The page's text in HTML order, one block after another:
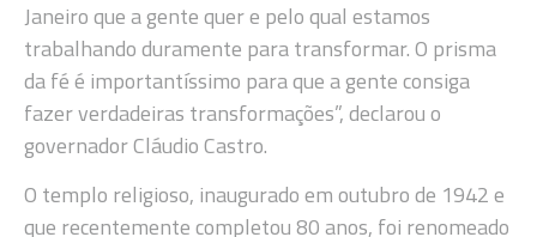
Janeiro que a gente quer e pelo qual estamos
trabalhando duramente para transformar. O prisma
da fé é importantíssimo para que a gente consiga
fazer verdadeiras transformações”, declarou o
governador Cláudio Castro.
O templo religioso, inaugurado em outubro de 1942 e
que recentemente completou 80 anos, foi renomeado